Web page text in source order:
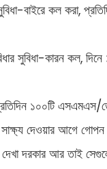
বাইরে কল করা,
সুবিধা-কারন কল,
১০০টি এসএমএস/
সাক্ষ্য দেওয়ার আগে
দেখা দরকার আর তাই